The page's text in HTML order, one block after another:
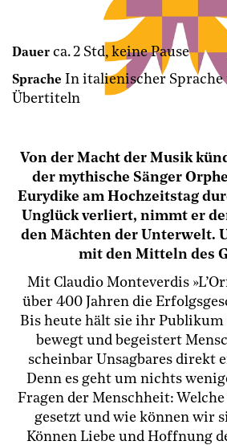
Dauer ca. 2 Std, keine Pause
Sprache In italienischer
Übertiteln
Von der Macht der Musik
der mythische Sänger
Eurydike am Hochzeitstag
Unglück verliert, nimmt er
den Mächten der Unterwelt.
mit den Mitteln des
Mit Claudio Monteverdis
über 400 Jahren die
Bis heute hält sie ihr
bewegt und begeistert
scheinbar Unsagbares direkt
Denn es geht um nichts
Fragen der Menschheit:
gesetzt und wie können wir
Können Liebe und Hoffnung